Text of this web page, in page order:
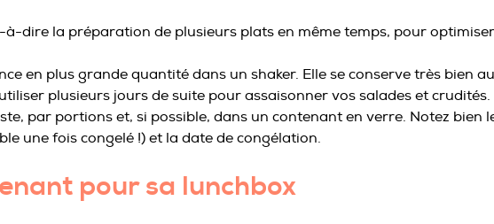
à-dire la préparation de plusieurs plats en même temps, pour optimiser
en plus grande quantité dans un shaker. Elle se conserve très bien au
plusieurs jours de suite pour assaisonner vos salades et crudités.
par portions et, si possible, dans un contenant en verre. Notez bien
une fois congelé !) et la date de congélation.
pour sa lunchbox